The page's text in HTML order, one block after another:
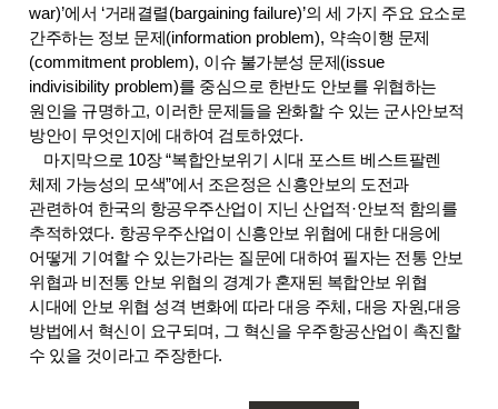
war)’에서 ‘거래결렬(bargaining failure)’의 세 가지 주요 요소로
간주하는 정보 문제 (information problem), 약속이행 문제
(commitment problem), 이슈 불가분성 문제 (issue
indivisibility problem)를 중심으로 한반도 안보를 위협하는
원인을 규명하고, 이러한 문제들을 완화할 수 있는 군사안보적
방안이 무엇인지에 대하여 검토하였다.
마지막으로 10장“복합안보위기 시대 포스트 베스트팔렌
체제 가능성의 모색”에서 조은정은 신흥안보의 도전과
관련하여 한국의 항공우주산업이 지닌 산업적·안보적 함의를
추적하였다. 항공우주산업이 신흥안보 위협에 대한 대응에
어떻게 기여할 수 있는가라는 질문에 대하여 필자는 전통 안보
위협과 비전통 안보 위협의 경계가 혼재된 복합안보 위협
시대에 안보 위협 성격 변화에 따라 대응 주체 , 대응 자원,대응
방법에서 혁신이 요구되며 , 그 혁신을 우주항공산업이 촉진할
수 있을 것이라고 주장한다.